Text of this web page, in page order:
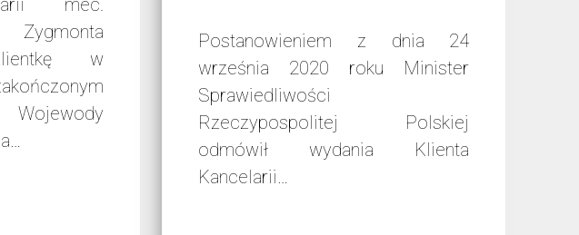
mec.
w
Postanowieniem z dnia 24
września 2020 roku Minister
Sprawiedliwości
Rzeczypospolitej Polskiej
odmówił wydania Klienta
Kancelarii…